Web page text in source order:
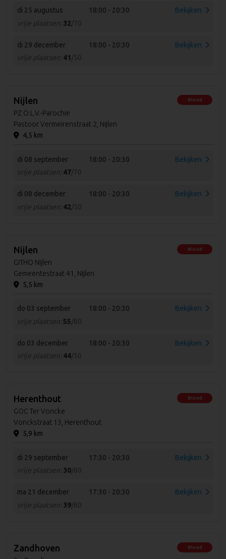
di 25 augustus
18:00 - 20:30
vrije plaatsen: 32/70
Bekijken
di 29 december
18:00 - 20:30
vrije plaatsen: 41/50
Bekijken
Nijlen
PZ O.L.V.-Parochie
Pastoor Vermeirenstraat 2, Nijlen
4,5 km
Bloed
di 08 september
18:00 - 20:30
vrije plaatsen: 47/70
Bekijken
di 08 december
18:00 - 20:30
vrije plaatsen: 42/50
Bekijken
Nijlen
GITHO Nijlen
Gemeentestraat 41, Nijlen
5,5 km
Bloed
do 03 september
18:00 - 20:30
vrije plaatsen: 55/80
Bekijken
do 03 december
18:00 - 20:30
vrije plaatsen: 44/50
Bekijken
Herenthout
GOC Ter Voncke
Vonckstraat 13, Herenthout
5,9 km
Bloed
di 29 september
17:30 - 20:30
vrije plaatsen: 30/60
Bekijken
ma 21 december
17:30 - 20:30
vrije plaatsen: 39/60
Bekijken
Zandhoven Bloed